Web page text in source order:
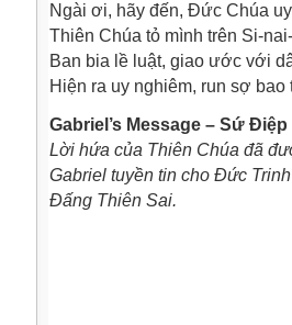
Ngài ơi, hãy đến, Đức Chúa
Thiên Chúa tỏ mình trên Si-
Ban bia lề luật, giao ước với
Hiện ra uy nghiêm, run sợ bao
Gabriel’s Message – Sứ
Lời hứa của Thiên Chúa đã
Gabriel tuyền tin cho Đức
Đấng Thiên Sai.